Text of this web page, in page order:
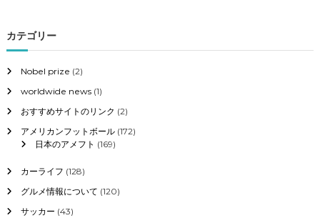
で
カテゴリー
Nobel prize (2)
worldwide news(1)
おすすめサイトのリンク (2)
アメリカンフットボール(172)
日本のアメフト (169)
カーライフ (128)
グルメ情報について (120)
サッカー (43)